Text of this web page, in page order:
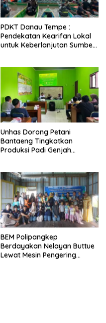
PDKT Danau Tempe :
Pendekatan Kearifan Lokal
untuk Keberlanjutan Sumber
Unhas Dorong Petani
Bantaeng Tingkatkan
Produksi Padi Genjah
BEM Polipangkep
Berdayakan Nelayan Buttue
Lewat Mesin Pengering